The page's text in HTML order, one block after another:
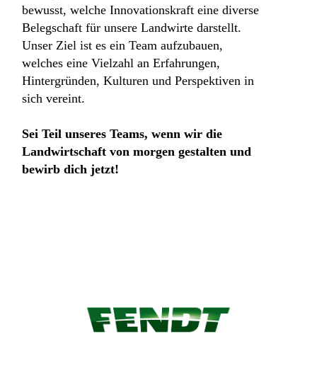
bewusst, welche Innovationskraft eine diverse
Belegschaft für unsere Landwirte darstellt.
Unser Ziel ist es ein Team aufzubauen,
welches eine Vielzahl an Erfahrungen,
Hintergründen, Kulturen und Perspektiven in
sich vereint.
Sei Teil unseres Teams, wenn wir die
Landwirtschaft von morgen gestalten und
bewirb dich jetzt!